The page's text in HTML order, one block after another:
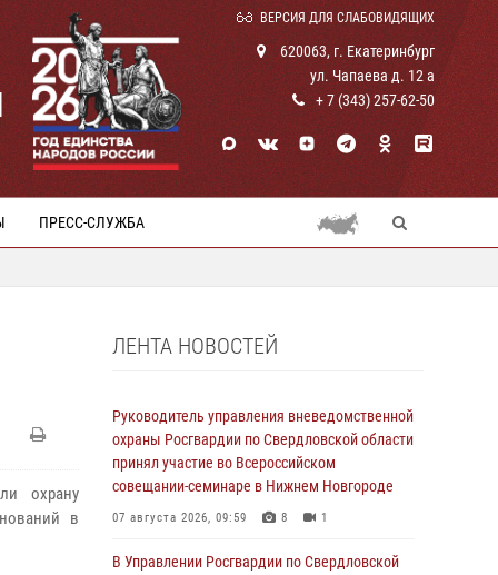
ВЕРСИЯ ДЛЯ СЛАБОВИДЯЩИХ
620063, г. Екатеринбург
ул. Чапаева д. 12 а
+ 7 (343) 257-62-50
ПРЕСС-СЛУЖБА
охрану
в
ЛЕНТА НОВОСТЕЙ
Руководитель управления вневедомственной
охраны Росгвардии по Свердловской области
принял участие во Всероссийском
совещании-семинаре в Нижнем Новгороде
07 августа 2026, 09:59 8 1
В Управлении Росгвардии по Свердловской